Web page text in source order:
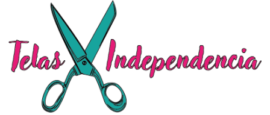
✨ ¿Cómo comprar?
CATÁLOGO Proyectos
Gasa Georgette